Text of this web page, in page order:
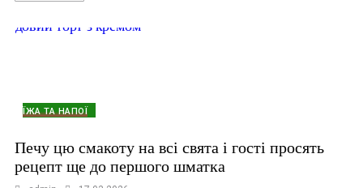
ЇЖА ТА НАПОЇ
Печу цю смакоту на всі свята і гості просять
рецепт ще до першого шматка